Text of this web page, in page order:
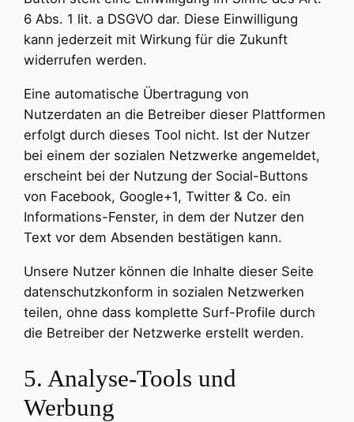
6 Abs. 1 lit. a DSGVO dar. Diese Einwilligung
kann jederzeit mit Wirkung für die Zukunft
widerrufen werden.
Eine automatische Übertragung von
Nutzerdaten an die Betreiber dieser Plattformen
erfolgt durch dieses Tool nicht. Ist der Nutzer
bei einem der sozialen Netzwerke angemeldet,
erscheint bei der Nutzung der Social-Buttons
von Facebook, Google+1, Twitter & Co. ein
Informations-Fenster, in dem der Nutzer den
Text vor dem Absenden bestätigen kann.
Unsere Nutzer können die Inhalte dieser Seite
datenschutzkonform in sozialen Netzwerken
teilen, ohne dass komplette Surf-Profile durch
die Betreiber der Netzwerke erstellt werden.
5. Analyse-Tools und
Werbung